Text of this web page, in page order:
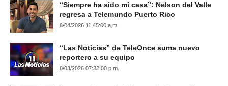
“Siempre ha sido mi casa”: Nelson del Valle
regresa a Telemundo Puerto Rico
8/04/2026 11:45:00 a.m.
“Las Noticias” de TeleOnce suma nuevo
reportero a su equipo
8/03/2026 07:32:00 p.m.